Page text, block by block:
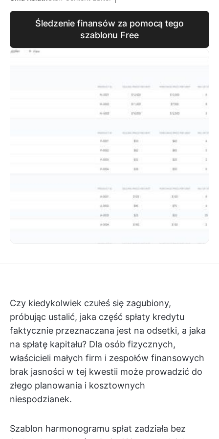
Śledzenie finansów za pomocą tego
szablonu Free
Czy kiedykolwiek czułeś się zagubiony,
próbując ustalić, jaka część spłaty kredytu
faktycznie przeznaczana jest na odsetki, a jaka
na spłatę kapitału? Dla osób fizycznych,
właścicieli małych firm i zespołów finansowych
brak jasności w tej kwestii może prowadzić do
złego planowania i kosztownych
niespodzianek.
Szablon harmonogramu spłat zadziała bez